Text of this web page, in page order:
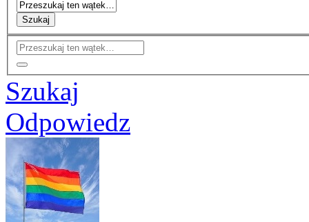
Szukaj
Szukaj
Odpowiedz